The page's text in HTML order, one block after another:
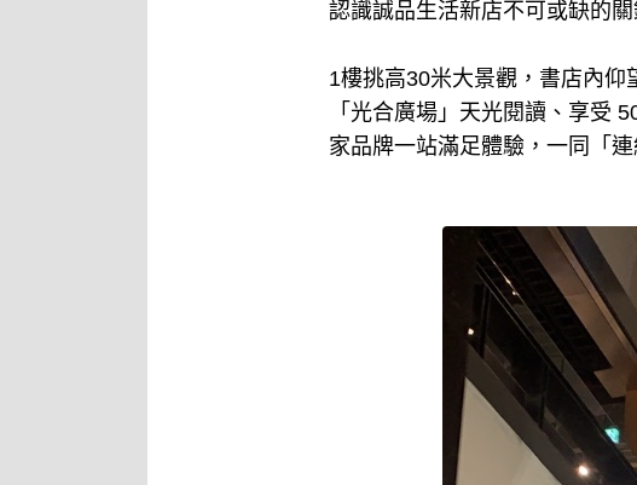
認識誠品生活新店不可或缺的
1樓挑高30米大景觀，書店內
「光合廣場」天光閱讀、享受
家品牌一站滿足體驗，一同「